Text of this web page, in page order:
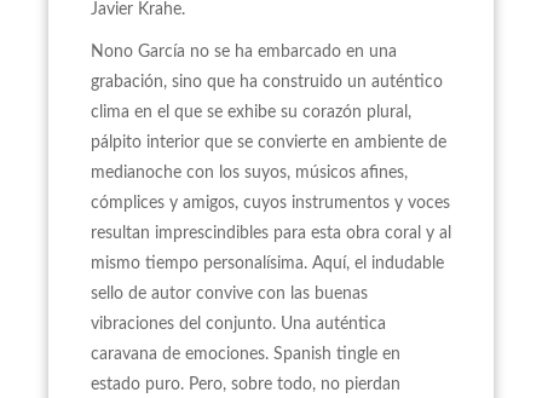
Javier Krahe.
Nono García no se ha embarcado en una
grabación, sino que ha construido un auténtico
clima en el que se exhibe su corazón plural,
pálpito interior que se convierte en ambiente de
medianoche con los suyos, músicos afines,
cómplices y amigos, cuyos instrumentos y voces
resultan imprescindibles para esta obra coral y al
mismo tiempo personalísima. Aquí, el indudable
sello de autor convive con las buenas
vibraciones del conjunto. Una auténtica
caravana de emociones. Spanish tingle en
estado puro. Pero, sobre todo, no pierdan